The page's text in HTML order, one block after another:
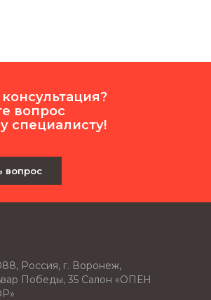
вопрос
специалисту!
вопрос
Россия, г. Воронеж,
Победы, 35 Салон «ОПЕН